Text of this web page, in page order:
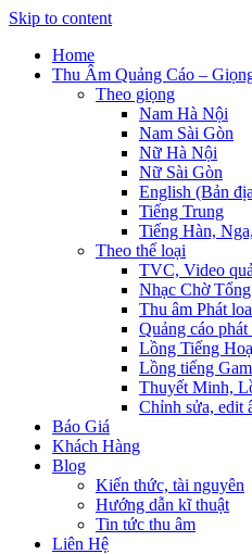
Skip to content
Home
Thu Âm Quảng Cáo –
Theo giọng
Nam Hà Nội
Nam Sài Gòn
Nữ Hà Nội
Nữ Sài Gòn
English (Bản
Tiếng Trung
Tiếng Hàn,
Theo thể loại
TVC, Video
Nhạc Chờ
Thu âm Phát loa
Quảng cáo phát
Lồng Tiếng
Lồng tiếng
Thuyết Minh,
Chỉnh sửa, edit
Báo Giá
Khách Hàng
Blog
Kiến thức, tài nguyên
Hướng dẫn kĩ thuật
Tin tức thu âm
Liên Hệ